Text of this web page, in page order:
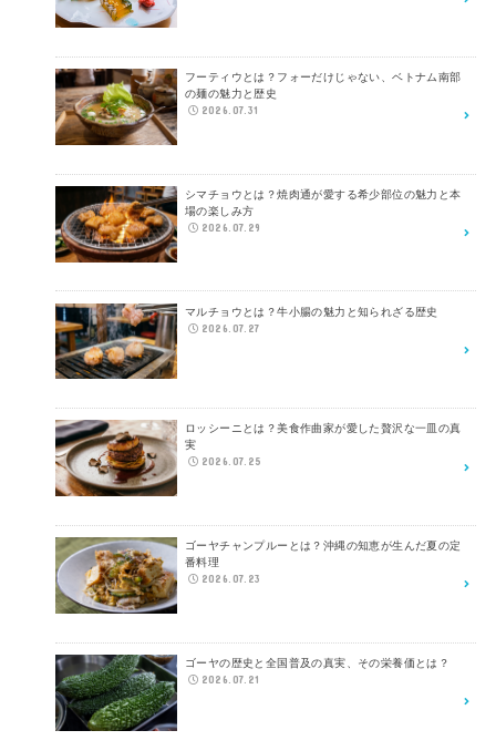
フーティウとは？フォーだけじゃない、ベトナム南部
の麺の魅力と歴史
2026.07.31
シマチョウとは？焼肉通が愛する希少部位の魅力と本
場の楽しみ方
2026.07.29
マルチョウとは？牛小腸の魅力と知られざる歴史
2026.07.27
ロッシーニとは？美食作曲家が愛した贅沢な一皿の真
実
2026.07.25
ゴーヤチャンプルーとは？沖縄の知恵が生んだ夏の定
番料理
2026.07.23
ゴーヤの歴史と全国普及の真実、その栄養価とは？
2026.07.21